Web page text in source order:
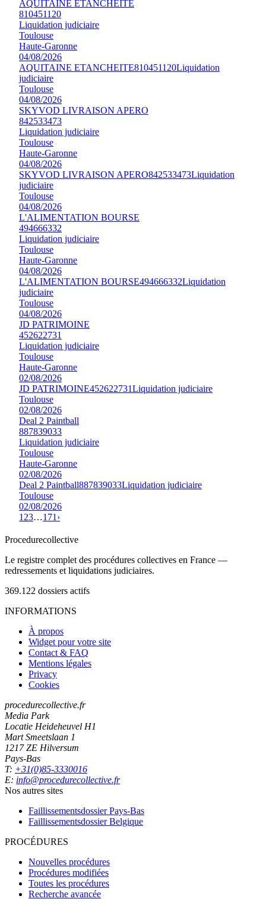
AQUITAINE ETANCHEITE
810451120
Liquidation judiciaire
Toulouse
Haute-Garonne
04/08/2026
AQUITAINE ETANCHEITE810451120Liquidation
judiciaire
Toulouse
04/08/2026
SKYVOD LIVRAISON APERO
842533473
Liquidation judiciaire
Toulouse
Haute-Garonne
04/08/2026
SKYVOD LIVRAISON APERO842533473Liquidation
judiciaire
Toulouse
04/08/2026
L'ALIMENTATION BOURSE
494666332
Liquidation judiciaire
Toulouse
Haute-Garonne
04/08/2026
L'ALIMENTATION BOURSE494666332Liquidation
judiciaire
Toulouse
04/08/2026
JD PATRIMOINE
452622731
Liquidation judiciaire
Toulouse
Haute-Garonne
02/08/2026
JD PATRIMOINE452622731Liquidation judiciaire
Toulouse
02/08/2026
Deal 2 Paintball
887839033
Liquidation judiciaire
Toulouse
Haute-Garonne
02/08/2026
Deal 2 Paintball887839033Liquidation judiciaire
Toulouse
02/08/2026
1 23…171 ›
Procedurecollective
Le registre complet des procédures collectives en France —
redressements et liquidations judiciaires.
369.122 dossiers actifs
INFORMATIONS
À propos
Widget pour votre site
Contact & FAQ
Mentions légales
Privacy
Cookies
procedurecollective.fr
Media Park
Locatie Heideheuvel H1
Mart Smeetslaan 1
1217 ZE Hilversum
Pays-Bas
T: +31(0)85-3330016
E: info@procedurecollective.fr
Nos autres sites
Faillissementsdossier Pays-Bas
Faillissementsdossier Belgique
PROCÉDURES
Nouvelles procédures
Procédures modifiées
Toutes les procédures
Recherche avancée